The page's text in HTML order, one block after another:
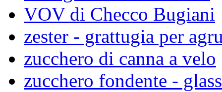
VOV di Checco Bugiani
zester - grattugia per
zucchero di canna a velo
zucchero fondente -